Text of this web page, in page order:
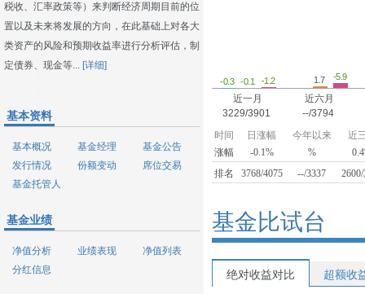
税收、汇率政策等）来判断经济周期目前的位
置以及未来将发展的方向，在此基础上对各大
类资产的风险和预期收益率进行分析评估，制
定债券、现金等... [详细]
基本资料
基本概况 基金经理
基金公告
发行情况
份额变动
席位交易
基金托管人
基金业绩
净值分析 业绩表现
净值列表
分红信息
-0.3 -0.1 -1.2
近一月
3229/3901
1.7 -5.9
近六月
--/3794
时间
日涨幅 今年以来
近
涨幅
-0.1% %
排名
3768/4075 --/3337
基金比试台
绝对收益对比 超额收